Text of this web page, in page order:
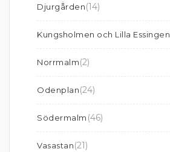
Djurgården(14)
Kungsholmen och Lilla Essingen
Norrmalm(2)
Odenplan(24)
Södermalm (46)
Vasastan(21)